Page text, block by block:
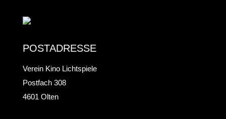
POSTADRESSE
Verein Kino Lichtspiele
Postfach 308
4601 Olten